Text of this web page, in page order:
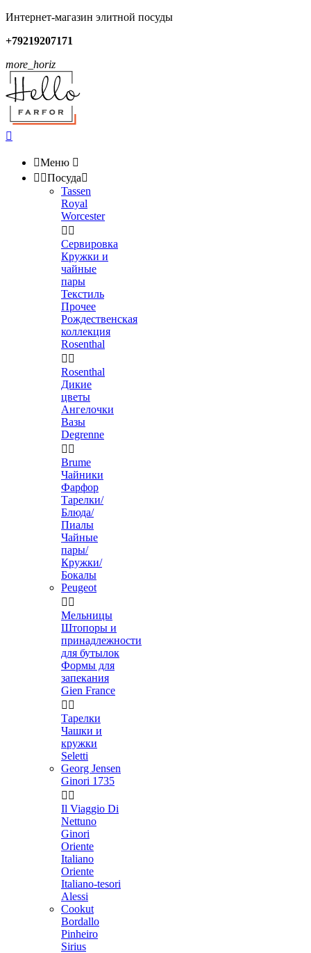
Интернет-магазин элитной посуды
+79219207171
more_horiz

Меню 
 Посуда
Tassen
Royal
Worcester
 
Сервировка
Кружки и
чайные
пары
Текстиль
Прочее
Рождественская
коллекция
Rosenthal
 
Rosenthal
Дикие
цветы
Ангелочки
Вазы
Degrenne
 
Brume
Чайники
Фарфор
Тарелки/
Блюда/
Пиалы
Чайные
пары/
Кружки/
Бокалы
Peugeot
 
Мельницы
Штопоры и
принадлежности
для бутылок
Формы для
запекания
Gien France
 
Тарелки
Чашки и
кружки
Seletti
Georg Jensen
Ginori 1735
 
Il Viaggio Di
Nettuno
Ginori
Oriente
Italiano
Oriente
Italiano-tesori
Alessi
Cookut
Bordallo
Pinheiro
Sirius